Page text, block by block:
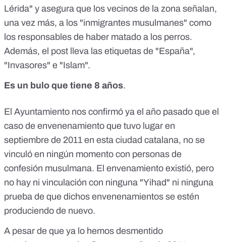
Lérida" y asegura que los vecinos de la zona señalan,
una vez más, a los "inmigrantes musulmanes" como
los responsables de haber matado a los perros.
Además, el post lleva las etiquetas de "España",
"Invasores" e "Islam".
Es un bulo que tiene 8 años.
El Ayuntamiento nos confirmó ya el año pasado que el
caso de envenenamiento que tuvo lugar en
septiembre de 2011 en esta ciudad catalana, no se
vinculó en ningún momento con personas de
confesión musulmana. El envenamiento existió, pero
no hay ni vinculación con ninguna "Yihad" ni ninguna
prueba de que dichos envenenamientos se estén
produciendo de nuevo.
A pesar de que ya lo hemos desmentido